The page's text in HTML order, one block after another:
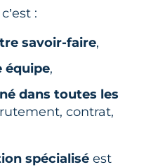
:
savoir-faire,
équipe,
dans toutes les
contrat,
spécialisé est